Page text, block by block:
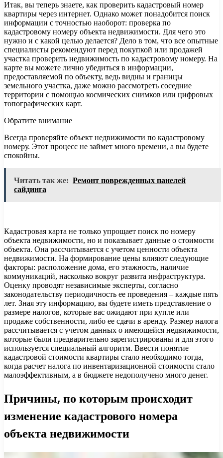
Итак, вы теперь знаете, как проверить кадастровый номер
квартиры через интернет. Однако может понадобится поиск
информации с точностью наоборот: проверка по
кадастровому номеру объекта недвижимости. Для чего это
нужно и с какой целью делается? Дело в том, что все опытные
специалисты рекомендуют перед покупкой или продажей
участка проверить недвижимость по кадастровому номеру. На
карте вы можете лично убедиться в информации,
предоставляемой по объекту, ведь видны и границы
земельного участка, даже можно рассмотреть соседние
территории с помощью космических снимков или цифровых
топографических карт.
Обратите внимание
Всегда проверяйте объект недвижимости по кадастровому
номеру. Этот процесс не займет много времени, а вы будете
спокойны.
Читать так же: Ремонт поврежденных панелей
сайдинга
Кадастровая карта не только упрощает поиск по номеру
объекта недвижимости, но и показывает данные о стоимости
объекта. Она рассчитывается с учетом ценности объекта
недвижимости. На формирование цены влияют следующие
факторы: расположение дома, его этажность, наличие
коммуникаций, насколько вокруг развита инфраструктура.
Оценку проводят независимые эксперты, согласно
законодательству периодичность ее проведения – каждые пять
лет. Зная эту информацию, вы будете иметь представление о
размере налогов, которые вас ожидают при купле или
продаже собственности, либо ее сдачи в аренду. Размер налога
рассчитывается с учетом данных о имеющейся недвижимости,
которые были предварительно зарегистрированы и для этого
используется специальный алгоритм. Ввести понятие
кадастровой стоимости квартиры стало необходимо тогда,
когда расчет налога по инвентаризационной стоимости стало
малоэффективным, а в бюджете недополучено много денег.
Причины, по которым происходит
изменение кадастрового номера
объекта недвижимости